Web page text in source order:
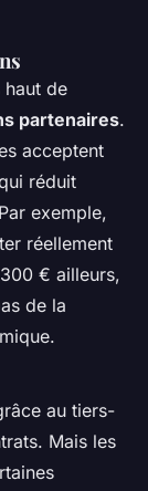
haut de
partenaires.
acceptent
réduit
exemple,
réellement
€ ailleurs,
de la
au tiers-
Mais les